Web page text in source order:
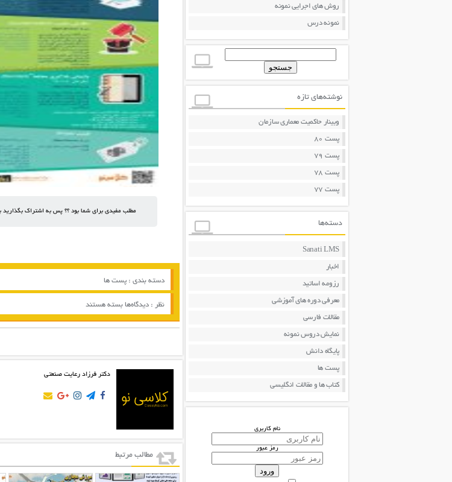
روش های اجرایی نمونه
نمونه درس
جستجو
نوشته‌های تازه
وبینار حاکمیت معماری سازمان
پست 80
پست 79
پست 78
پست 77
دسته‌ها
Sanati LMS
اخبار
رزومه اساتید
معرفی دوره های آموزشی
مقالات فارسی
نمایش دروس نمونه
پایگاه دانش
پست ها
کتاب ها و مقالات انگلیسی
نام کاربری
رمز عبور
مطلب مفیدی برای شما بود ؟؟ پس به اشتراک بگذارید
دسته بندی : پست ها
نظر : دیدگاه‌ها پست
51
بسته هستند
دکتر فرزاد رعایت صنعتی
مطالب مرتبط